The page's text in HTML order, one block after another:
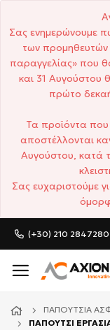
Σας ενημερώνουμε
των προμηθευτών
παραγγελίας» που
και 31 Αυγούστου
πρώτο
Τα προϊόντα που
αποστέλλονται
Αυγούστου, κατά
Σας ευχαριστούμε
(+30) 210 2847280
ΠΑΠΟΎΤΣΙΑ
ΠΑΠΟΥΤΣΙ